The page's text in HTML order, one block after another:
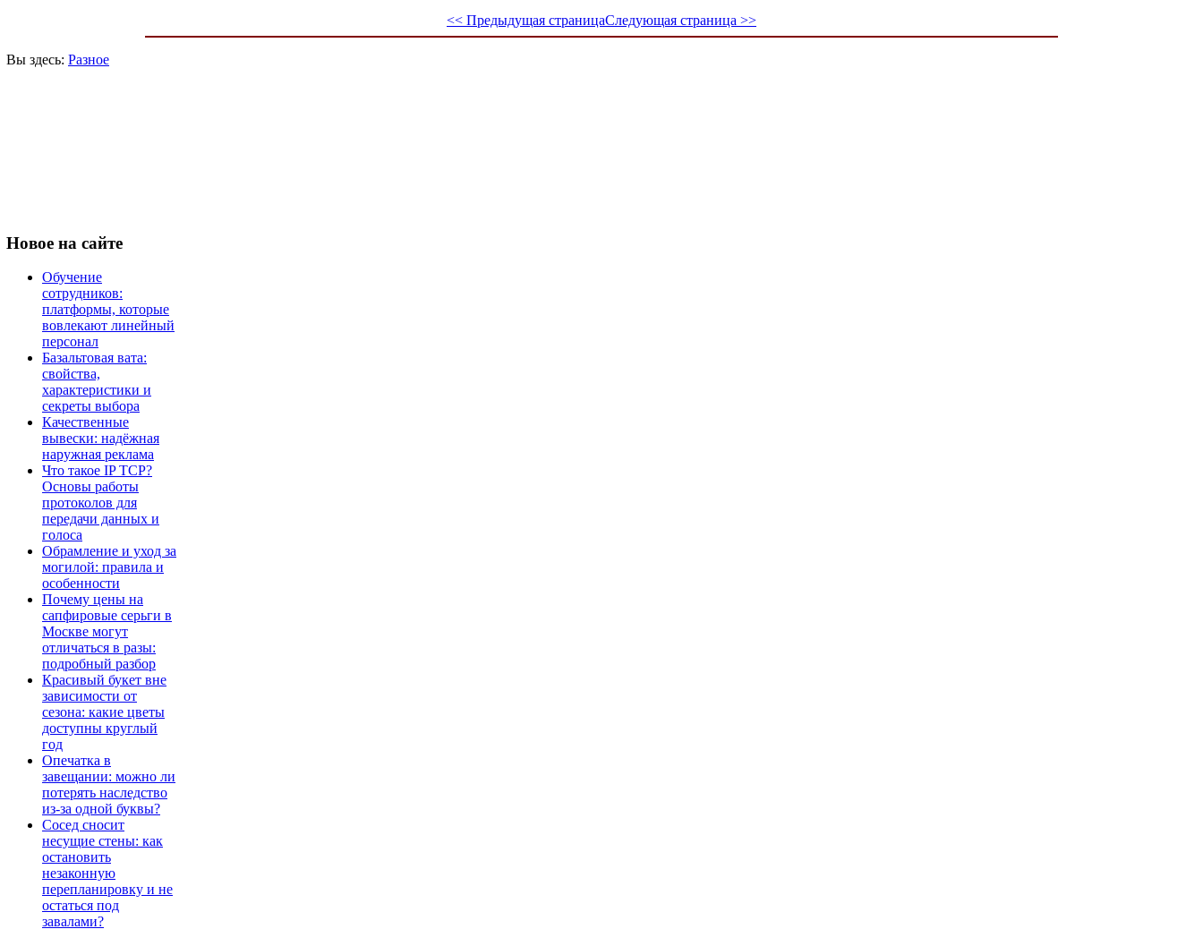
<< Предыдущая страницаСледующая страница >>
Вы здесь: Разное
Новое на сайте
Обучение
сотрудников:
платформы, которые
вовлекают линейный
персонал
Базальтовая вата:
свойства,
характеристики и
секреты выбора
Качественные
вывески: надёжная
наружная реклама
Что такое IP TCP?
Основы работы
протоколов для
передачи данных и
голоса
Обрамление и уход за
могилой: правила и
особенности
Почему цены на
сапфировые серьги в
Москве могут
отличаться в разы:
подробный разбор
Красивый букет вне
зависимости от
сезона: какие цветы
доступны круглый
год
Опечатка в
завещании: можно ли
потерять наследство
из-за одной буквы?
Сосед сносит
несущие стены: как
остановить
незаконную
перепланировку и не
остаться под
завалами?